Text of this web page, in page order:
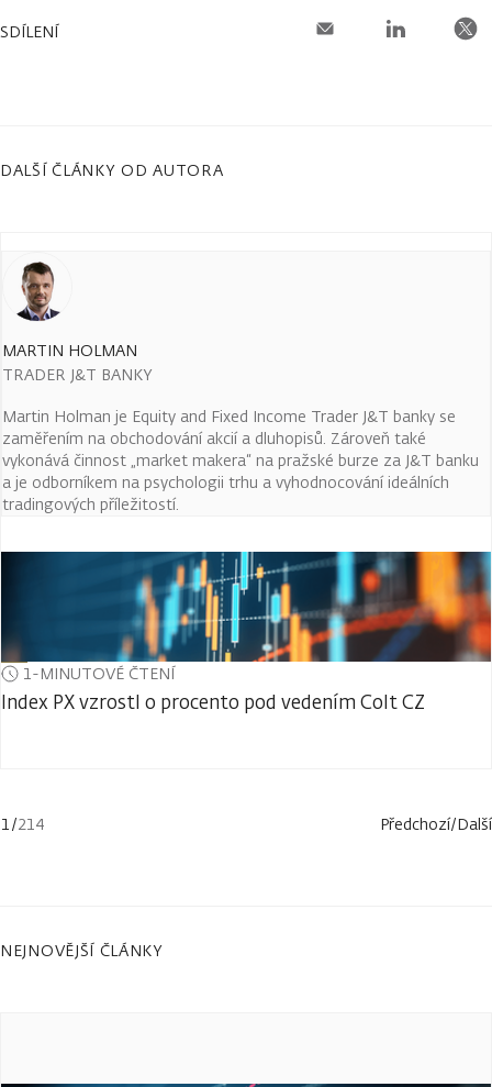
SDÍLENÍ
DALŠÍ ČLÁNKY OD AUTORA
MARTIN HOLMAN
TRADER J&T BANKY
Martin Holman je Equity and Fixed Income Trader J&T banky se
zaměřením na obchodování akcií a dluhopisů. Zároveň také
vykonává činnost „market makera“ na pražské burze za J&T banku
a je odborníkem na psychologii trhu a vyhodnocování ideálních
tradingových příležitostí.
1-MINUTOVÉ ČTENÍ
Index PX vzrostl o procento pod vedením Colt CZ
1/214 Předchozí/Další
NEJNOVĚJŠÍ ČLÁNKY